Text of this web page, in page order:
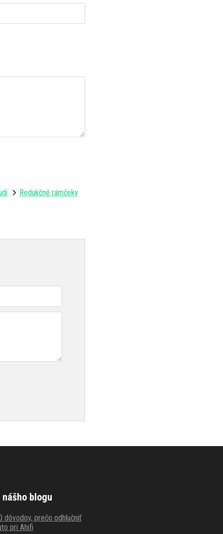
Redukčné rámčeky
nášho blogu
dôvodov, prečo odhlučniť
pri Ahifi